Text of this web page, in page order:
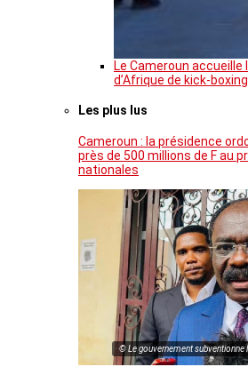
Le Cameroun
d’Afrique de kick-boxing
Les plus lus
Cameroun : la présidence
près de 500 millions de F au
nationales
© Le gouvernement subventionne